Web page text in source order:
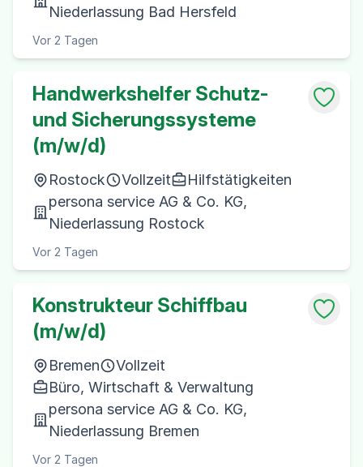
Niederlassung Bad Hersfeld
Vor 2 Tagen
Handwerkshelfer Schutz-
und Sicherungssysteme
(m/w/d)
Rostock Vollzeit
Hilfstätigkeiten
persona service AG & Co. KG,
Niederlassung Rostock
Vor 2 Tagen
Konstrukteur Schiffbau
(m/w/d)
Bremen
Vollzeit
Büro, Wirtschaft & Verwaltung
persona service AG & Co. KG,
Niederlassung Bremen
Vor 2 Tagen